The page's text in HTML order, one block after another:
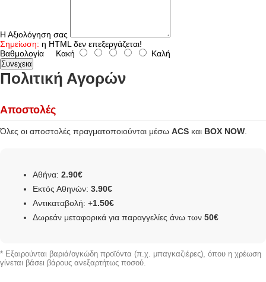
Η Αξιολόγηση σας
Σημείωση: η HTML δεν επεξεργάζεται!
Βαθμολογία Κακή Καλή
Συνεχεια
Πολιτική Αγορών
Αποστολές
Όλες οι αποστολές πραγματοποιούνται μέσω ACS και BOX NOW
Αθήνα: 2.90€
Εκτός Αθηνών: 3.90€
Αντικαταβολή: +1.50€
Δωρεάν μεταφορικά για παραγγελίες άνω των 50€
* Εξαιρούνται βαριά/ογκώδη προϊόντα (π.χ. μπαγκαζιέρες), όπου η χρέωση
γίνεται βάσει βάρους ανεξαρτήτως ποσού.